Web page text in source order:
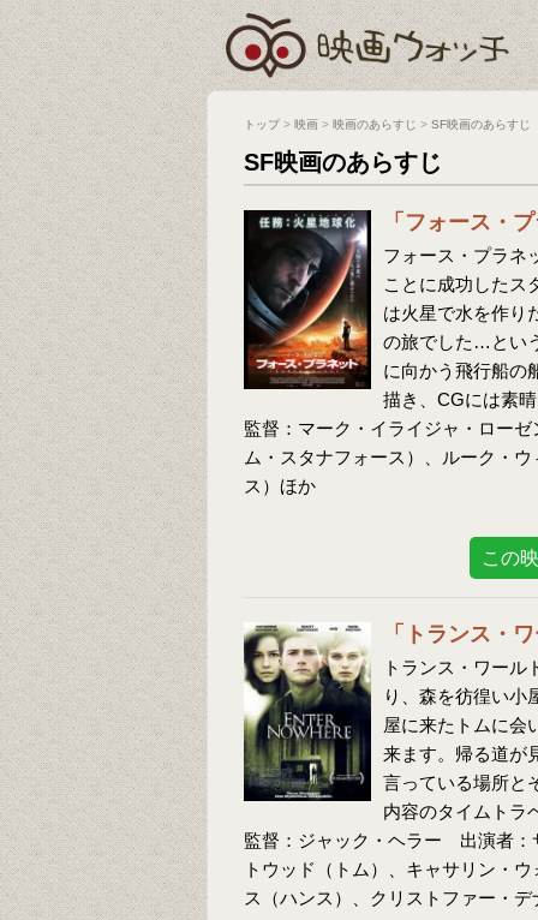
トップ> 映画 > 映画のあらすじ > SF映画のあらすじ
SF映画のあらすじ
「フォース・
フォース・プラネ
ことに成功したス
は火星で水を作り
の旅でした…とい
に向かう飛行船の
描き、CGには素
監督：マーク・イライジャ・ロー
ム・スタナフォース）、ルーク・
ス）ほか
この
「トランス・
トランス・ワール
り、森を彷徨い小
屋に来たトムに会
来ます。帰る道が
言っている場所と
内容のタイムトラ
監督：ジャック・ヘラー 出演者：
トウッド（トム）、キャサリン・
ス（ハンス）、クリストファー・